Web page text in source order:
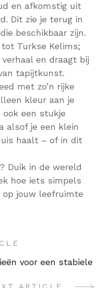
en afkomstig uit
Dit zie je terug in
beschikbaar zijn.
tot Turkse Kelims;
en draagt bij
tapijtkunst.
met zo’n rijke
kleur aan je
een stukje
alsof je een klein
haalt – of in dit
Duik in de wereld
hoe iets simpels
op jouw leefruimte
voor een stabiele